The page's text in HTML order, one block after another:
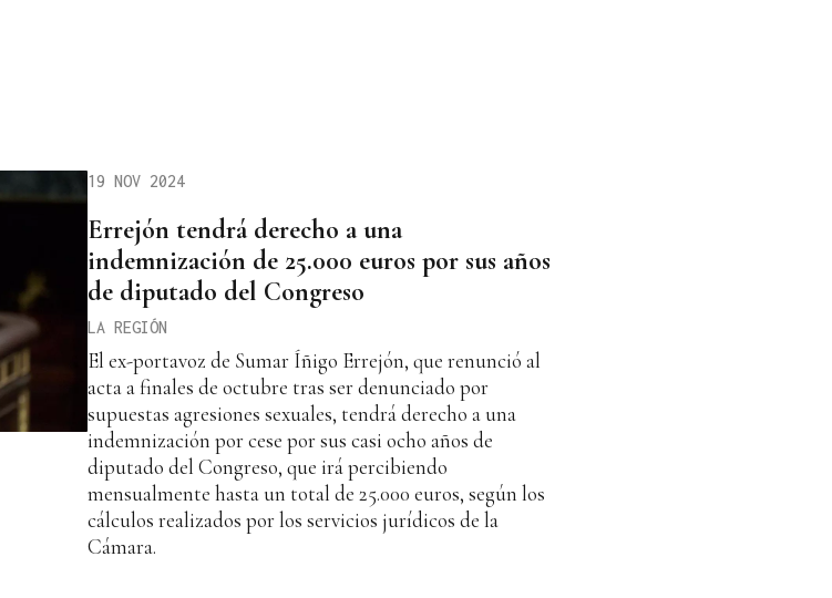
19 NOV 2024
Errejón tendrá derecho a una
indemnización de 25.000 euros por sus años
de diputado del Congreso
LA REGIÓN
El ex-portavoz de Sumar Íñigo Errejón, que renunció al
acta a finales de octubre tras ser denunciado por
supuestas agresiones sexuales, tendrá derecho a una
indemnización por cese por sus casi ocho años de
diputado del Congreso, que irá percibiendo
mensualmente hasta un total de 25.000 euros, según los
cálculos realizados por los servicios jurídicos de la
Cámara.